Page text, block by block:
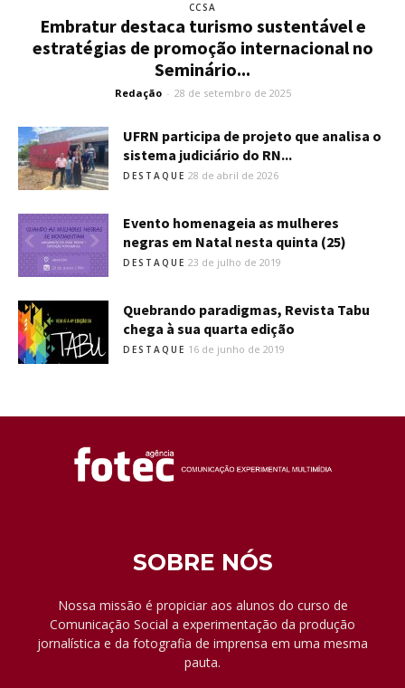
CCSA
Embratur destaca turismo sustentável e
estratégias de promoção internacional no
Seminário...
Redação - 28 de setembro de 2025
UFRN participa de projeto que analisa o
sistema judiciário do RN...
DESTAQUE 28 de abril de 2026
Evento homenageia as mulheres
negras em Natal nesta quinta (25)
DESTAQUE 23 de julho de 2019
Quebrando paradigmas, Revista Tabu
chega à sua quarta edição
DESTAQUE 16 de junho de 2019
SOBRE NÓS
Nossa missão é propiciar aos alunos do curso de
Comunicação Social a experimentação da produção
jornalística e da fotografia de imprensa em uma mesma
pauta.